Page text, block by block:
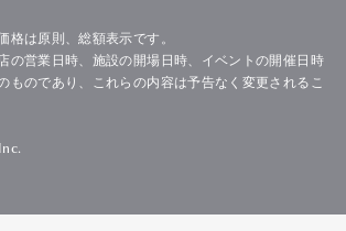
格は原則、総額表示です。
の営業日時、施設の開場日時、イベントの開催日時
ものであり、これらの内容は予告なく変更されるこ